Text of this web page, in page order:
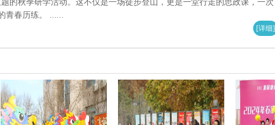
的秋季研学活动。这不仅是一场徒步登山，更是一堂行走的思政课，一次
青春历练。 ......
[详细]